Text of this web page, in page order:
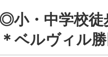
・中学校徒
ベルヴィル勝